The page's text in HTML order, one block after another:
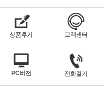
상품후기 고객센터
PC버전 전화걸기